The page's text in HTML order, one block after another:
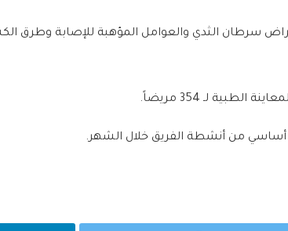
وفتاة، معلومات حول أعراض سرطان الثدي والعوامل المؤهبة
لـ 354 مريضاً.
من أنشطة الفريق خلال الشهر.